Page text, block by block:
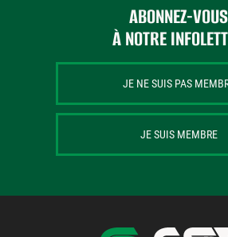
ABONNEZ-VOUS
À NOTRE
JE NE SUIS PAS
JE SUIS MEMBRE